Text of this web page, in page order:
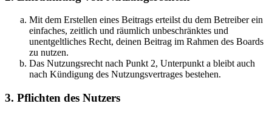
Mit dem Erstellen eines Beitrags erteilst du dem Betreiber ein
einfaches, zeitlich und räumlich unbeschränktes und
unentgeltliches Recht, deinen Beitrag im Rahmen des Boards
zu nutzen.
Das Nutzungsrecht nach Punkt 2, Unterpunkt a bleibt auch
nach Kündigung des Nutzungsvertrages bestehen.
3. Pflichten des Nutzers